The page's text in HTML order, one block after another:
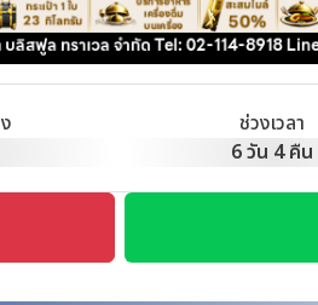
ช่วงเวลา
6 วัน 4 คืน